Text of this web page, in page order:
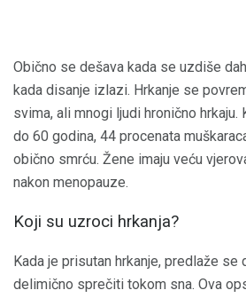
Obično se dešava kada se uzdiše
kada disanje izlazi. Hrkanje se
svima, ali mnogi ljudi hronično hrkaju.
do 60 godina, 44 procenata
obično smrću. Žene imaju veću
nakon menopauze.
Koji su uzroci hrkanja?
Kada je prisutan hrkanje, predlaže
delimično sprečiti tokom sna. Ova